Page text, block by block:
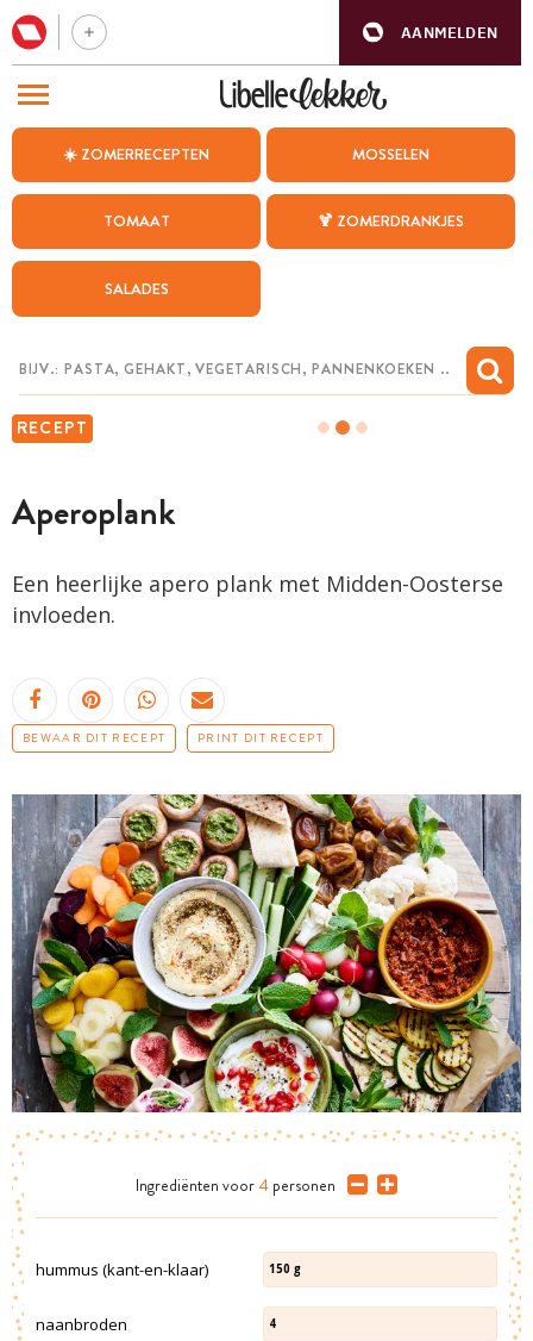
AANMELDEN
☀️ ZOMERRECEPTEN MOSSELEN
TOMAAT 🍹 ZOMERDRANKJES
SALADES
RECEPT
Aperoplank
Een heerlijke apero plank met Midden-Oosterse
invloeden.
BEWAAR DIT RECEPT PRINT DIT RECEPT
Ingrediënten voor 4 personen
hummus (kant-en-klaar) 150 g
naanbroden 4
BEZOEK ONZE ANDERE WEBSITES
WEEKMENU
CHAT MET MAIA
MIJN BEWAARDE RECEPTEN